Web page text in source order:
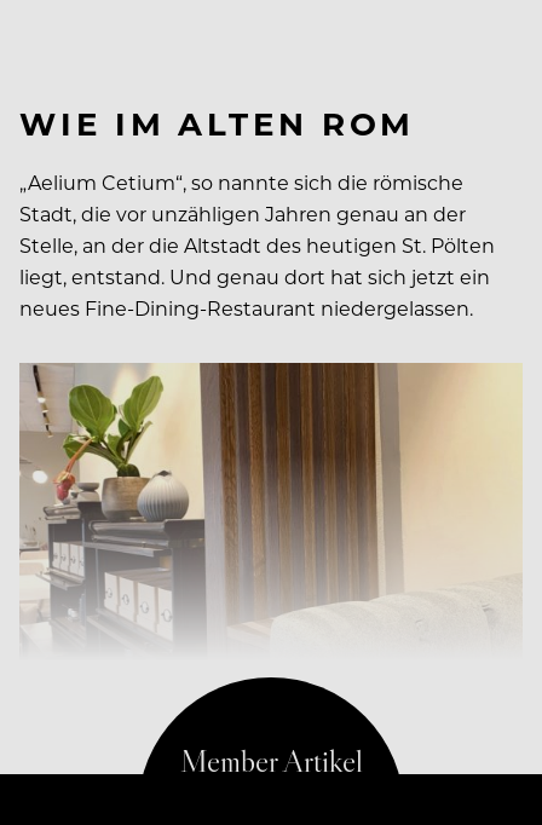
WIE IM ALTEN ROM
„Aelium Cetium“, so nannte sich die römische
Stadt, die vor unzähligen Jahren genau an der
Stelle, an der die Altstadt des heutigen St. Pölten
liegt, entstand. Und genau dort hat sich jetzt ein
neues Fine-Dining-Restaurant niedergelassen.